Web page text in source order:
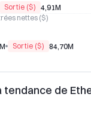
Sortie ($)
4,91M
nettes ($)
Sortie ($) 84,70M
tendance de